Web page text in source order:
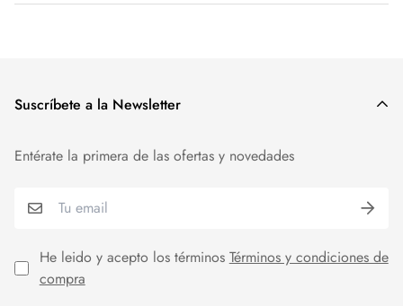
Suscríbete a la Newsletter
Entérate la primera de las ofertas y novedades
He leido y acepto los términos Términos y condiciones de
compra